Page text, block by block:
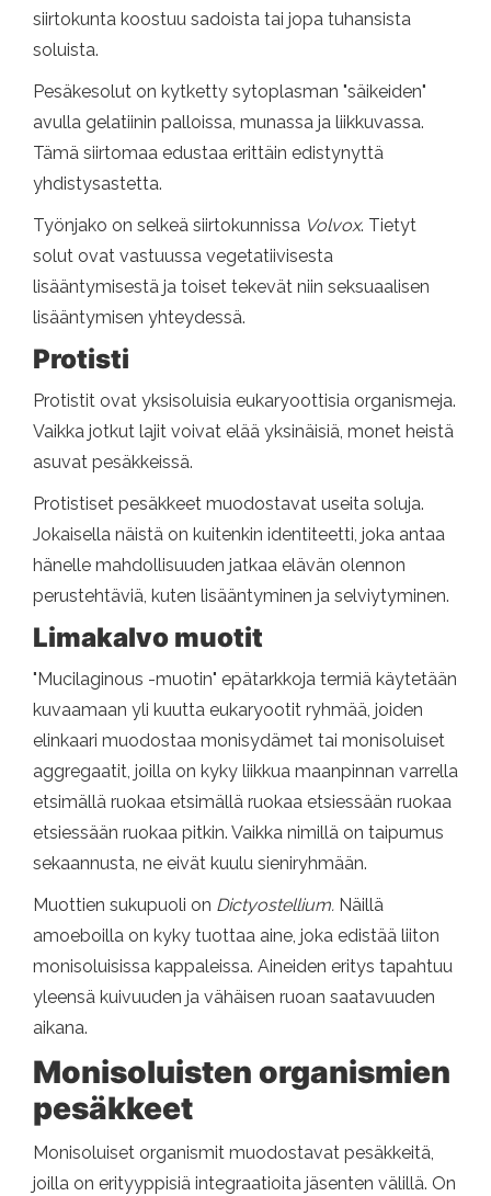
siirtokunta koostuu sadoista tai jopa tuhansista
soluista.
Pesäkesolut on kytketty sytoplasman "säikeiden"
avulla gelatiinin palloissa, munassa ja liikkuvassa.
Tämä siirtomaa edustaa erittäin edistynyttä
yhdistysastetta.
Työnjako on selkeä siirtokunnissa Volvox. Tietyt
solut ovat vastuussa vegetatiivisesta
lisääntymisestä ja toiset tekevät niin seksuaalisen
lisääntymisen yhteydessä.
Protisti
Protistit ovat yksisoluisia eukaryoottisia organismeja.
Vaikka jotkut lajit voivat elää yksinäisiä, monet heistä
asuvat pesäkkeissä.
Protistiset pesäkkeet muodostavat useita soluja.
Jokaisella näistä on kuitenkin identiteetti, joka antaa
hänelle mahdollisuuden jatkaa elävän olennon
perustehtäviä, kuten lisääntyminen ja selviytyminen.
Limakalvo muotit
"Mucilaginous -muotin" epätarkkoja termiä käytetään
kuvaamaan yli kuutta eukaryootit ryhmää, joiden
elinkaari muodostaa monisydämet tai monisoluiset
aggregaatit, joilla on kyky liikkua maanpinnan varrella
etsimällä ruokaa etsimällä ruokaa etsiessään ruokaa
etsiessään ruokaa pitkin. Vaikka nimillä on taipumus
sekaannusta, ne eivät kuulu sieniryhmään.
Muottien sukupuoli on Dictyostellium. Näillä
amoeboilla on kyky tuottaa aine, joka edistää liiton
monisoluisissa kappaleissa. Aineiden eritys tapahtuu
yleensä kuivuuden ja vähäisen ruoan saatavuuden
aikana.
Monisoluisten organismien
pesäkkeet
Monisoluiset organismit muodostavat pesäkkeitä,
joilla on erityyppisiä integraatioita jäsenten välillä. On